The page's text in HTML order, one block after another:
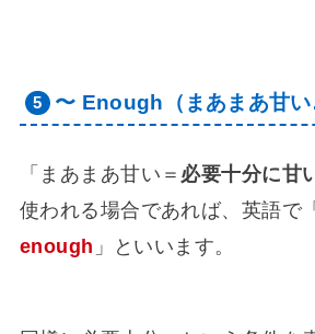
〜 Enough（まあまあ甘
「まあまあ甘い＝ 必要十分に甘
使われる場合であれば、英語で「
enough 」といいます。